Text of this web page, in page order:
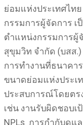
ย่อมแห่งประเทศไทย
กรรมการผู้จัดการ
ตำแหน่งกรรมการผู้
สุขุมวิท จำกัด (บสส
การทำงานที่ธนาคา
ขนาดย่อมแห่งประเ
ประสบการณ์โดยตร
เช่น งานรับผิดชอบ
NPLs การกำกับดูแ